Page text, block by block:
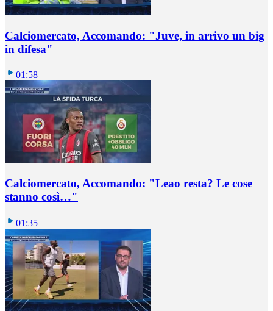
Calciomercato, Accomando: "Juve, in arrivo un big
in difesa"
01:58
Calciomercato, Accomando: "Leao resta? Le cose
stanno così…"
01:35